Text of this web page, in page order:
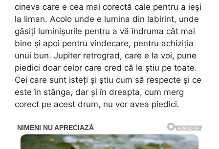
cineva care e cea mai corectă cale pentru a ieși
la liman. Acolo unde e lumina din labirint, unde
găsiți luminișurile pentru a vă îndruma cât mai
bine și apoi pentru vindecare, pentru achiziția
unui bun. Jupiter retrograd, care e la voi, pune
piedici doar celor care cred că le știu pe toate.
Cei care sunt isteți și știu cum să respecte și ce
este în stânga, dar și în dreapta, cum merg
corect pe acest drum, nu vor avea piedici.